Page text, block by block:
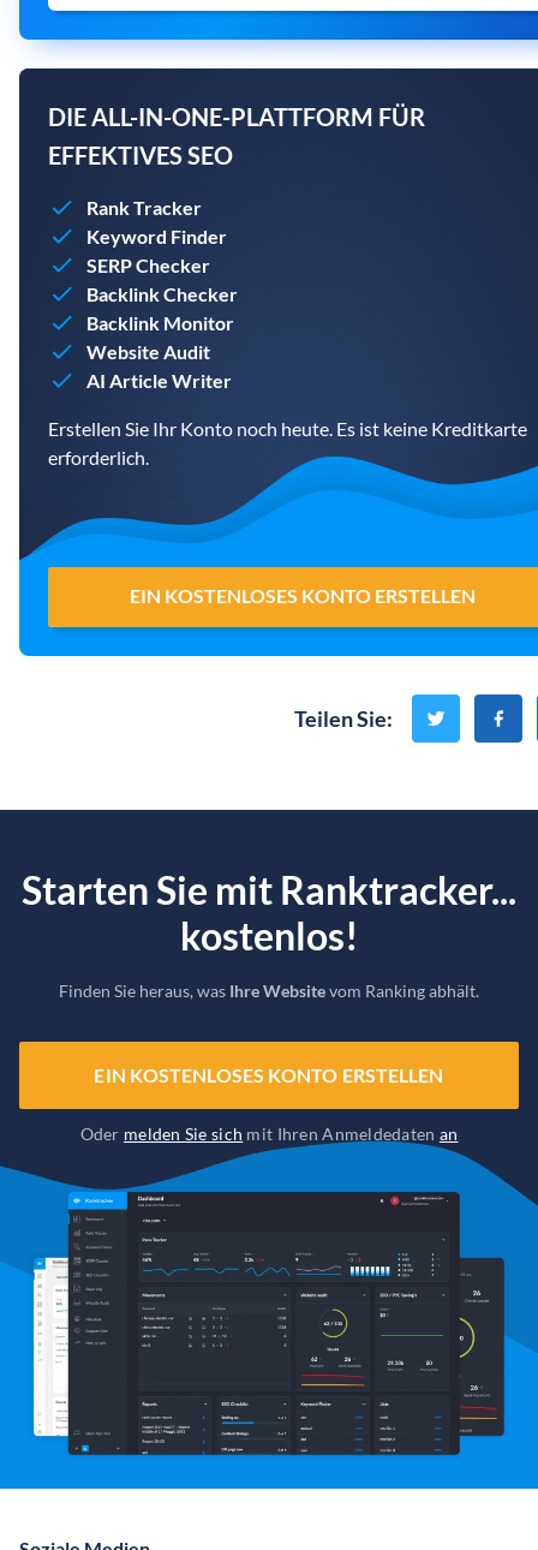
DIE ALL-IN-ONE-PLATTFORM FÜR
EFFEKTIVES SEO
Rank Tracker
Keyword Finder
SERP Checker
Backlink Checker
Backlink Monitor
Website Audit
AI Article Writer
Erstellen Sie Ihr Konto noch heute. Es ist keine Kreditkarte
erforderlich.
EIN KOSTENLOSES KONTO ERSTELLEN
Teilen Sie:
Starten Sie mit Ranktracker...
kostenlos!
Finden Sie heraus, was Ihre Websitevom Ranking abhält.
EIN KOSTENLOSES KONTO ERSTELLEN
Oder melden Sie sich mit Ihren Anmeldedaten an